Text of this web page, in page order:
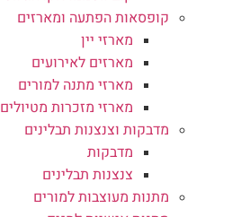
קופסאות הפתעה ומארזים
מארזי יין
מארזים לאירועים
מארזי מתנה למורים
מארזי מזכרות מטיולים
מדבקות וצנצנות תבלינים
מדבקות
צנצנות תבלינים
מתנות מעוצבות למורים